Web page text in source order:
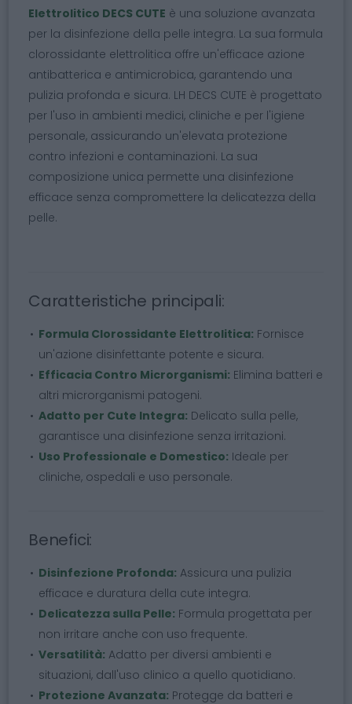
Elettrolitico DECS CUTE è una soluzione avanzata
per la disinfezione della pelle integra. La sua formula
clorossidante elettrolitica offre un'efficace azione
antibatterica e antimicrobica, garantendo una
pulizia profonda e sicura. LH DECS CUTE è progettato
per l'uso in ambienti medici, cliniche e per l'igiene
personale, assicurando un'elevata protezione
contro infezioni e contaminazioni. La sua
composizione unica permette una disinfezione
efficace senza compromettere la delicatezza della
pelle.
Caratteristiche principali:
Formula Clorossidante Elettrolitica: Fornisce
un'azione disinfettante potente e sicura.
Efficacia Contro Microrganismi: Elimina batteri e
altri microrganismi patogeni.
Adatto per Cute Integra: Delicato sulla pelle,
garantisce una disinfezione senza irritazioni.
Uso Professionale e Domestico: Ideale per
cliniche, ospedali e uso personale.
Benefici:
Disinfezione Profonda: Assicura una pulizia
efficace e duratura della cute integra.
Delicatezza sulla Pelle: Formula progettata per
non irritare anche con uso frequente.
Versatilità: Adatto per diversi ambienti e
situazioni, dall'uso clinico a quello quotidiano.
Protezione Avanzata: Protegge da batteri e